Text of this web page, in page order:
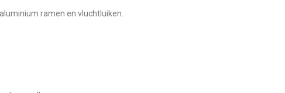
ramen en vluchtluiken.